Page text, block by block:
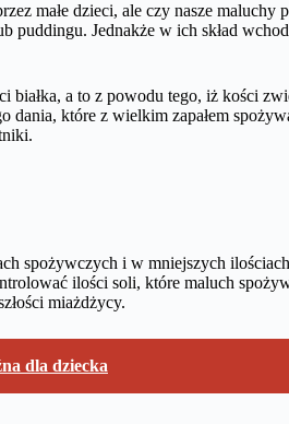
małe dzieci, ale czy nasze
puddingu. Jednakże w ich skład
białka, a to z powodu tego, iż kości
dania, które z wielkim zapałem
spożywczych i w mniejszych
ilości soli, które maluch
miażdżycy.
dla dziecka